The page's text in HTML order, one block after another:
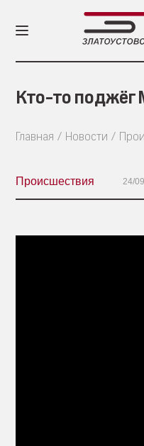
Кто-то поджёг
Главная Новости
Происшествия 24/